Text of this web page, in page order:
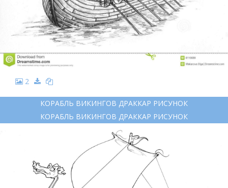
2
КОРАБЛЬ ВИКИНГОВ ДРАККАР РИСУНОК
КОРАБЛЬ ВИКИНГОВ ДРАККАР РИСУНОК